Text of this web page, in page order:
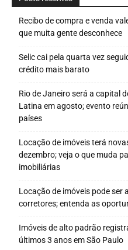
Recibo de compra e venda
que muita gente desconhece
Selic cai pela quarta vez
crédito mais barato
Rio de Janeiro será a capital
Latina em agosto; evento
países
Locação de imóveis terá
dezembro; veja o que muda
imobiliárias
Locação de imóveis pode
corretores; entenda as
Imóveis de alto padrão
últimos 3 anos em São Paulo